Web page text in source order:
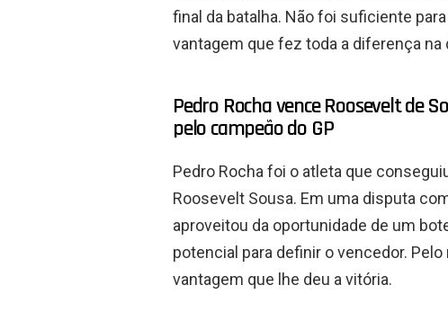
final da batalha. Não foi suficiente
vantagem que fez toda a diferença na
Pedro Rocha vence Roosevelt de
pelo campeão do GP
Pedro Rocha foi o atleta que
Roosevelt Sousa. Em uma disputa
aproveitou da oportunidade de um
potencial para definir o vencedor.
vantagem que lhe deu a vitória.